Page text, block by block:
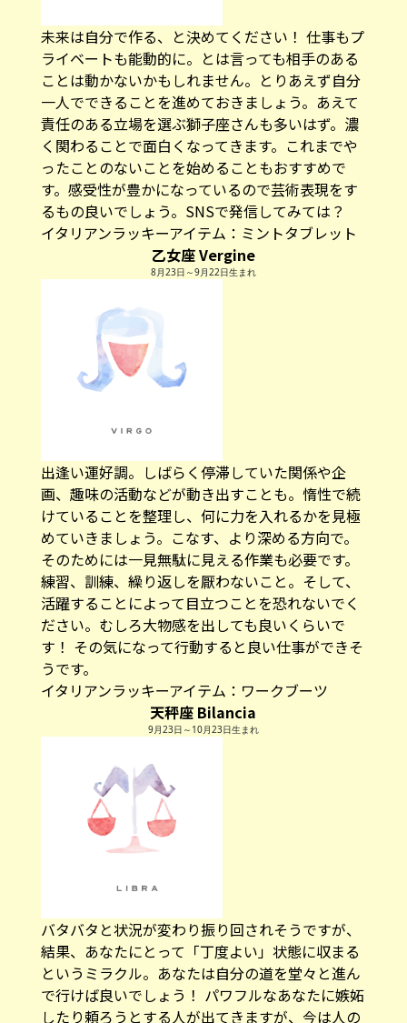
未来は自分で作る、と決めてください！ 仕事もプ
ライベートも能動的に。とは言っても相手のある
ことは動かないかもしれません。とりあえず自分
一人でできることを進めておきましょう。あえて
責任のある立場を選ぶ獅子座さんも多いはず。濃
く関わることで面白くなってきます。これまでや
ったことのないことを始めることもおすすめで
す。感受性が豊かになっているので芸術表現をす
るもの良いでしょう。SNSで発信してみては？
イタリアンラッキーアイテム： ミントタブレット
乙女座 Vergine
8月23日～9月22日生まれ
出逢い運好調。しばらく停滞していた関係や企
画、趣味の活動などが動き出すことも。惰性で続
けていることを整理し、何に力を入れるかを見極
めていきましょう。こなす、より深める方向で。
そのためには一見無駄に見える作業も必要です。
練習、訓練、繰り返しを厭わないこと。そして、
活躍することによって目立つことを恐れないでく
ださい。むしろ大物感を出しても良いくらいで
す！ その気になって行動すると良い仕事ができそ
うです。
イタリアンラッキーアイテム： ワークブーツ
天秤座 Bilancia
9月23日～10月23日生まれ
バタバタと状況が変わり振り回されそうですが、
結果、あなたにとって「丁度よい」状態に収まる
というミラクル。あなたは自分の道を堂々と進ん
で行けば良いでしょう！ パワフルなあなたに嫉妬
したり頼ろうとする人が出てきますが、今は人の